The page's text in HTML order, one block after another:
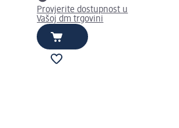
Provjerite dostupnost u
Vašoj dm trgovini